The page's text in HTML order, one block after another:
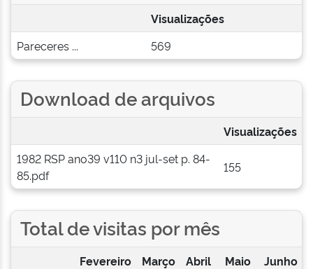
Visualizações
Pareceres ...
569
Download de arquivos
Visualizações
1982 RSP ano39 v110 n3 jul-set p. 84-
85.pdf
155
Total de visitas por mês
Fevereiro
Março
Abril
Maio
Junho